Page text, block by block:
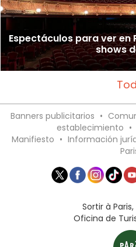
Espectáculos para ver en
shows
Banners publicitarios •
establecimiento •
Manifiesto • Información
Sortir à
Oficina de